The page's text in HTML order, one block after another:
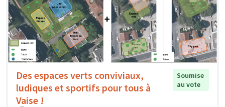
Des espaces verts conviviaux,
ludiques et sportifs pour tous à
Vaise !
Soumise
au vote